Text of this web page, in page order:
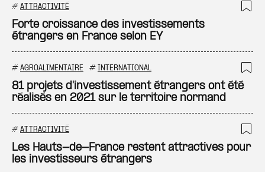
# ATTRACTIVITÉ
Forte croissance des investissements
étrangers en France selon EY
# AGROALIMENTAIRE # INTERNATIONAL
81 projets d'investissement étrangers ont été
réalisés en 2021 sur le territoire normand
# ATTRACTIVITÉ
Les Hauts-de-France restent attractives pour
les investisseurs étrangers